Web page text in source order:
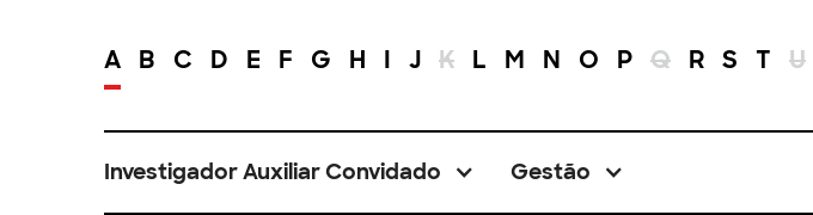
A B C D E F G H I J K L M N O P Q R S T U
Investigador Auxiliar Convidado Gestão